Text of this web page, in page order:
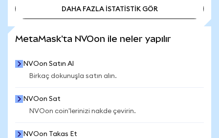
DAHA FAZLA İSTATİSTİK GÖR
MetaMask'ta NVOon ile neler yapılır
NVOon Satın Al
Birkaç dokunuşla satın alın.
NVOon Sat
NVOon coin'lerinizi nakde çevirin.
NVOon Takas Et